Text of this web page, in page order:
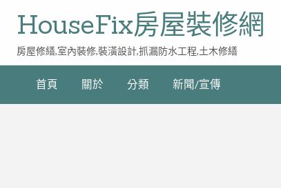
HouseFix房屋裝修網
房屋修繕,室內裝修,裝潢設計,抓漏防水工程,土木修繕
首頁 關於 分類 新聞/宣傳